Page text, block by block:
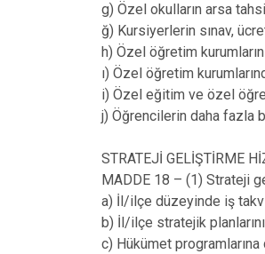
g) Özel okulların arsa
ğ) Kursiyerlerin sınav,
h) Özel öğretim
ı) Özel öğretim
i) Özel eğitim ve özel
j) Öğrencilerin daha fazla
STRATEJİ GELİŞTİRME
MADDE 18 – (1) Strateji
a) İl/ilçe düzeyinde iş
b) İl/ilçe stratejik
c) Hükümet